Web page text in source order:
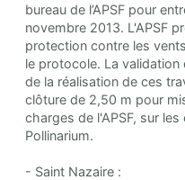
bureau de l’APSF pour
novembre 2013. L'APSF
protection contre les
le protocole. La validation
de la réalisation de ces
clôture de 2,50 m pour
charges de l'APSF, sur
Pollinarium.
- Saint Nazaire :